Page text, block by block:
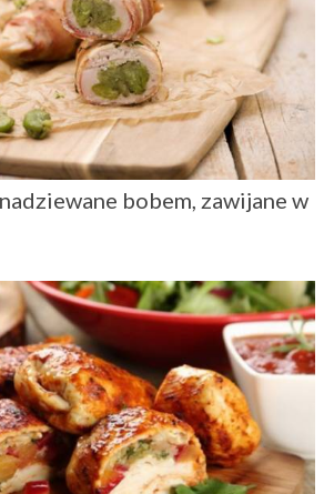
bobem, zawijane w